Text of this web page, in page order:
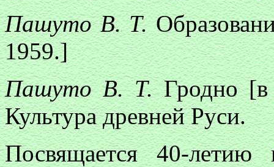
Пашуто В. Т.
1959.]
Пашуто В. Т.Гродно
Культура древней Руси.
Посвящается 40-